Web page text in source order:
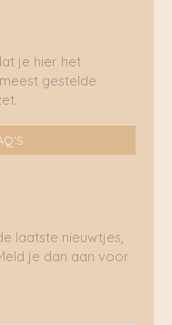
je hier het
gestelde
laatste nieuwtjes,
je dan aan voor